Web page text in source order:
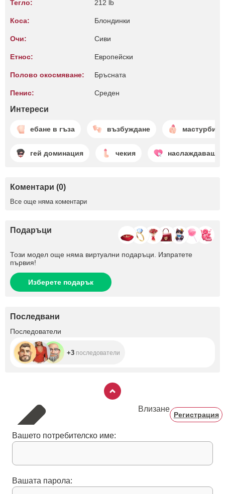
Тегло: 212 lb
Коса: Блондинки
Очи: Сиви
Етнос: Европейски
Полово окосмяване: Бръсната
Пенис: Среден
Интереси
ебане в гъза възбуждане
гей доминация чекия наслаждаващи
Коментари (0)
Все още няма коментари
Подаръци
Този модел още няма виртуални подаръци. Изпратете
първия!
Изберете подарък
Последвани
Последователи
+3 последователи
Влизане
Регистрация
Вашето потребителско име:
Вашата парола: